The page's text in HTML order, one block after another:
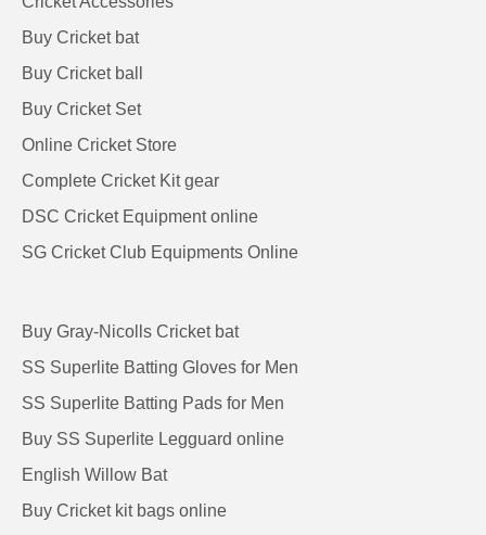
Buy Cricket bat
Buy Cricket ball
Buy Cricket Set
Online Cricket Store
Complete Cricket Kit gear
DSC Cricket Equipment online
SG Cricket Club Equipments Online
Buy Gray-Nicolls Cricket bat
SS Superlite Batting Gloves for Men
SS Superlite Batting Pads for Men
Buy SS Superlite Legguard online
English Willow Bat
Buy Cricket kit bags online